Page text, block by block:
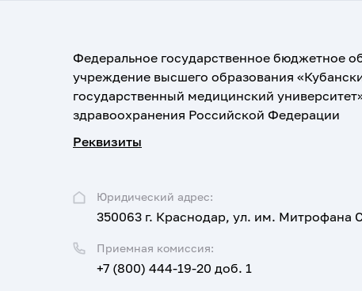
Федеральное государственное бюджетное
учреждение высшего образования
государственный медицинский
здравоохранения Российской Федерации
Реквизиты
Юридический адрес:
350063 г. Краснодар, ул. им. Митрофана
Приемная комиссия:
+7 (800) 444-19-20 доб. 1